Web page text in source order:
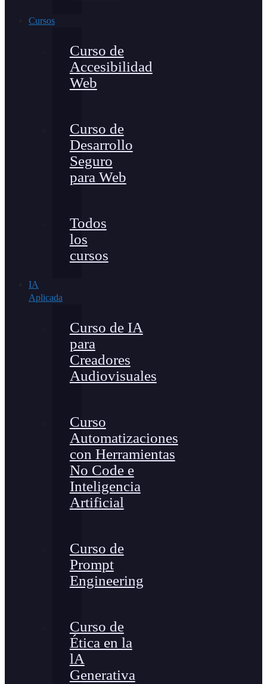
Cursos
Curso de
Accesibilidad
Web
Curso de
Desarrollo
Seguro
para Web
Todos
los
cursos
IA
Aplicada
Curso de IA
para
Creadores
Audiovisuales
Curso
Automatizaciones
con Herramientas
No Code e
Inteligencia
Artificial
Curso de
Prompt
Engineering
Curso de
Ética en la
lA
Generativa